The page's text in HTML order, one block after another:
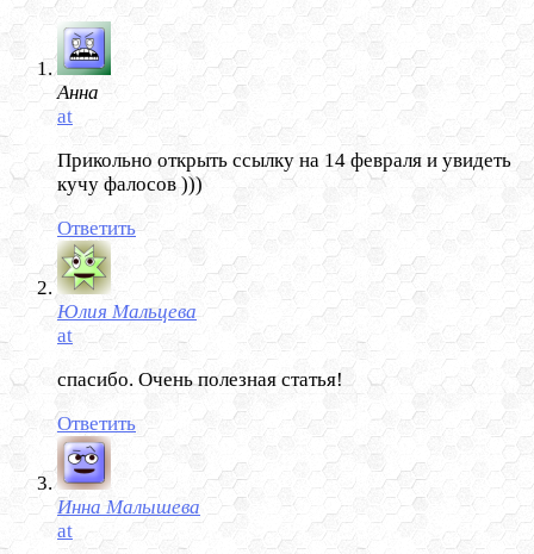
Анна
at
Прикольно открыть ссылку на 14 февраля и увидеть
кучу фалосов )))
Ответить
Юлия Мальцева
at
спасибо. Очень полезная статья!
Ответить
Инна Малышева
at